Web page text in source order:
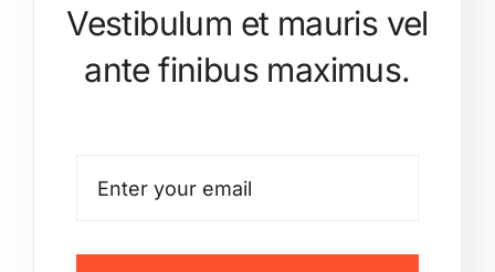
Vestibulum et mauris vel
ante finibus maximus.